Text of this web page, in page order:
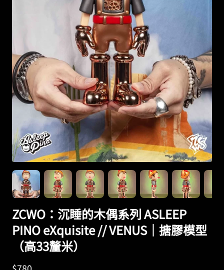
ZCWO：沉睡的木偶系列 ASLEEP
PINO eXquisite // VENUS｜搪膠模型
（高33釐米）